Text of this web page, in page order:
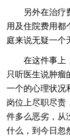
另外在治疗费
用及住院费用都
庭来说无疑一个
在这件事上，
只听医生说肿瘤
一个的心理状况
岗位上尽职尽责
件多么恶劣，从
什么，到今日忽